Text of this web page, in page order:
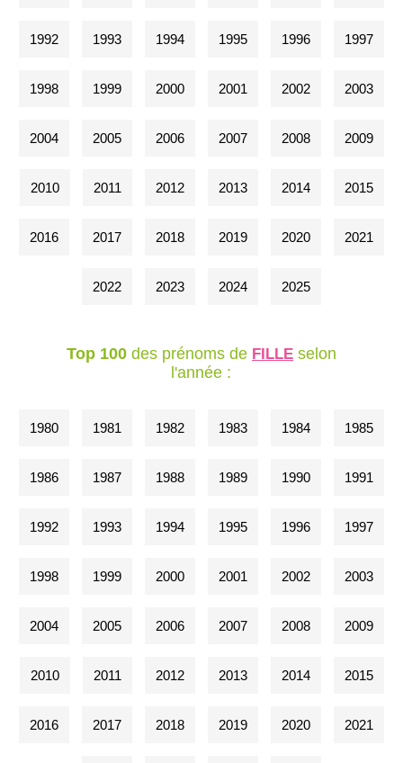
1992 1993 1994 1995 1996 1997
1998 1999 2000 2001 2002 2003
2004 2005 2006 2007 2008 2009
2010 2011 2012 2013 2014 2015
2016 2017 2018 2019 2020 2021
2022 2023 2024 2025
Top 100des prénoms de FILLEselon
l'année :
1980 1981 1982 1983 1984 1985
1986 1987 1988 1989 1990 1991
1992 1993 1994 1995 1996 1997
1998 1999 2000 2001 2002 2003
2004 2005 2006 2007 2008 2009
2010 2011 2012 2013 2014 2015
2016 2017 2018 2019 2020 2021